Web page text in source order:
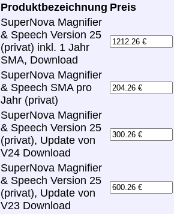
Produktbezeichnung Preis
SuperNova Magnifier
& Speech Version 25
(privat) inkl. 1 Jahr
SMA, Download
SuperNova Magnifier
& Speech SMA pro
Jahr (privat)
SuperNova Magnifier
& Speech Version 25
(privat), Update von
V24 Download
SuperNova Magnifier
& Speech Version 25
(privat), Update von
V23 Download